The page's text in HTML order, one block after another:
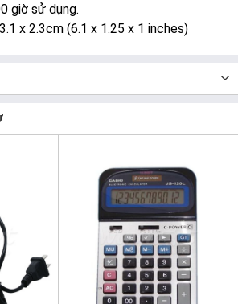
giờ sử dụng.
x 2.3cm (6.1 x 1.25 x 1 inches)